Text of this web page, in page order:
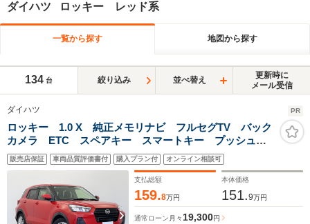
ダイハツ ロッキー レッド系
一覧から探す 地図から探す
134 台 絞り込み 並べ替え
更新時に
メール受信
ダイハツ PR
ロッキー 1.0 X 純正メモリナビ フルセグTV バック
カメラ ETC スペアキー スマートキー プッシュス
タート LEDオートライト 前後コーナーセンサー 純
正ドアバイザー 純正フロアマット 純正16インチアル
販売店保証 車両品質評価書付 購入プラン付 オンライン相談可
支払総額
159.8万円
本体価格
151.9万円
通常ローン 月々19,300円